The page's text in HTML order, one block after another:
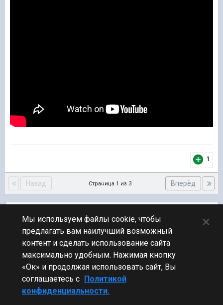
1
Назад Вперёд
Страница 1 из 3
ПЕРЕЙТИ К СПИСКУ ТЕМ
Флудилка
Стиль
Мы используем файлы cookie, чтобы
предлагать вам наилучший возможный
контент и сделать использование сайта
максимально удобным. Нажимая кнопку
«Ок» и продолжая использовать сайт, Вы
соглашаетесь с Политикой
конфиденциальности.
×